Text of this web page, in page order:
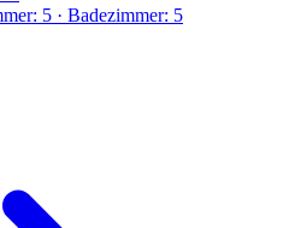
5 · Badezimmer: 5